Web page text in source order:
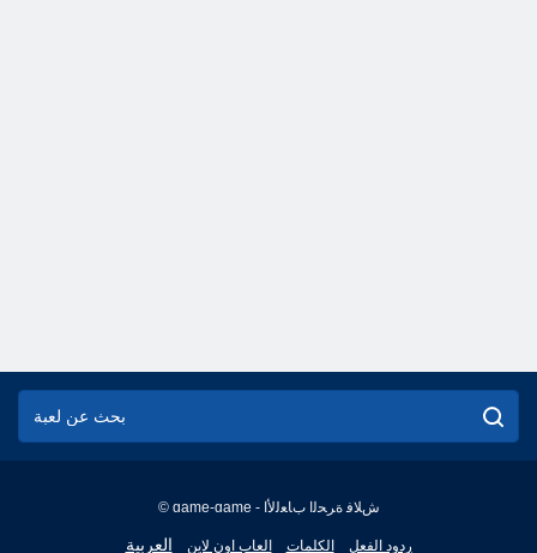
© game-game - ﺵﻼ ﻓ ﺓﺮﺤﻟﺍ ﺏﺎﻌﻟﻷ ﺍ
العربية
English
العاب اون لاين الكلمات ردود الفعل